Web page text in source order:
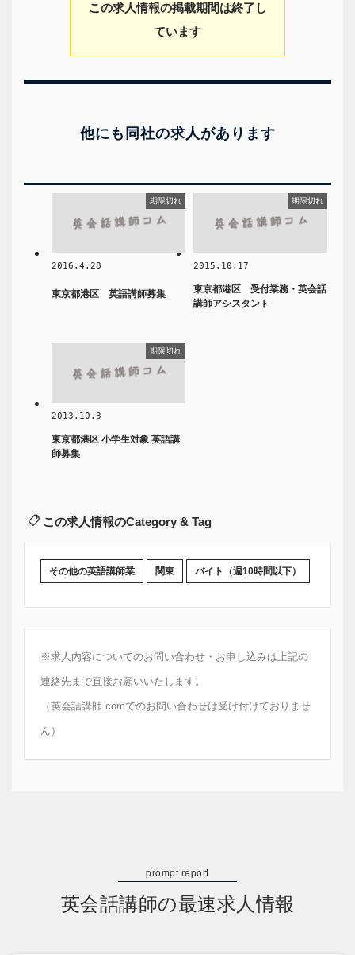
この求人情報の掲載期間は終了し
ています
他にも同社の求人があります
期限切れ
2016.4.28
東京都港区 英語講師募集
期限切れ
2015.10.17
東京都港区 受付業務・英会話
講師アシスタント
期限切れ
2013.10.3
東京都港区 小学生対象 英語講
師募集
この求人情報のCategory & Tag
その他の英語講師業 関東 バイト（週10時間以下）
※求人内容についてのお問い合わせ・お申し込みは上記の
連絡先まで直接お願いいたします。
（英会話講師.comでのお問い合わせは受け付けておりませ
ん）
英会話講師の最速求人情報